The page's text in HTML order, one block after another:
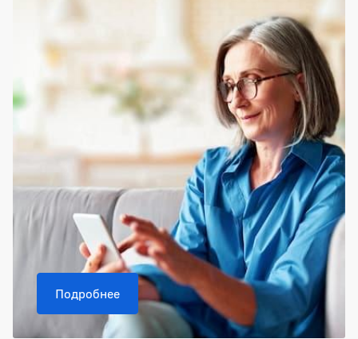
Подробнее